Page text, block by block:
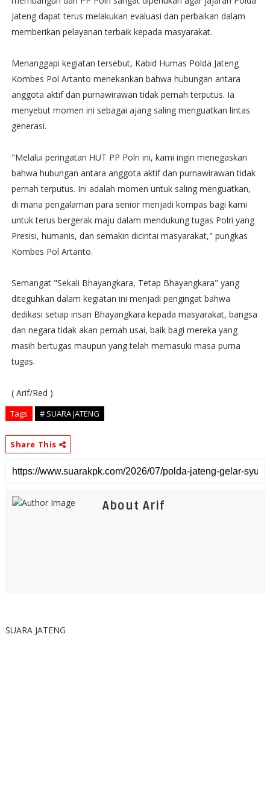
Jateng dapat terus melakukan evaluasi dan perbaikan dalam
memberikan pelayanan terbaik kepada masyarakat.
Menanggapi kegiatan tersebut, Kabid Humas Polda Jateng
Kombes Pol Artanto menekankan bahwa hubungan antara
anggota aktif dan purnawirawan tidak pernah terputus. Ia
menyebut momen ini sebagai ajang saling menguatkan lintas
generasi.
"Melalui peringatan HUT PP Polri ini, kami ingin menegaskan
bahwa hubungan antara anggota aktif dan purnawirawan tidak
pernah terputus. Ini adalah momen untuk saling menguatkan,
di mana pengalaman para senior menjadi kompas bagi kami
untuk terus bergerak maju dalam mendukung tugas Polri yang
Presisi, humanis, dan semakin dicintai masyarakat," pungkas
Kombes Pol Artanto.
Semangat "Sekali Bhayangkara, Tetap Bhayangkara" yang
diteguhkan dalam kegiatan ini menjadi pengingat bahwa
dedikasi setiap insan Bhayangkara kepada masyarakat, bangsa
dan negara tidak akan pernah usai, baik bagi mereka yang
masih bertugas maupun yang telah memasuki masa purna
tugas.
( Arif/Red )
Tags # SUARA JATENG
Share This
About Arif
SUARA JATENG